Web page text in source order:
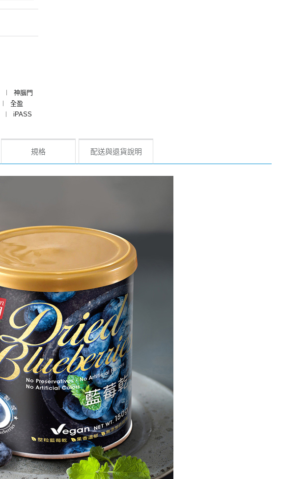
︱
神腦門
︱
全盈
︱
iPASS
規格 配送與退貨說明